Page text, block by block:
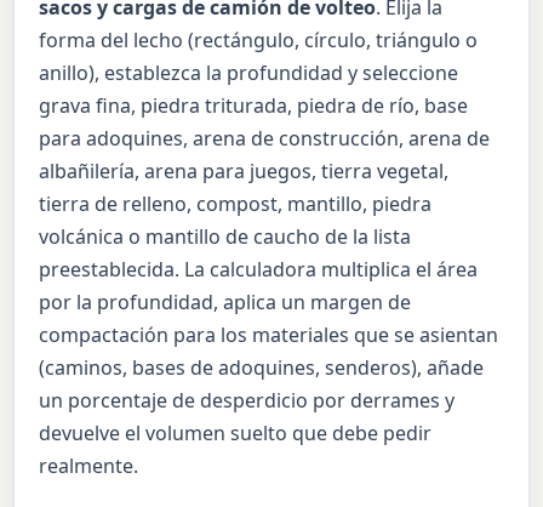
sacos y cargas de camión de volteo. Elija la
forma del lecho (rectángulo, círculo, triángulo o
anillo), establezca la profundidad y seleccione
grava fina, piedra triturada, piedra de río, base
para adoquines, arena de construcción, arena de
albañilería, arena para juegos, tierra vegetal,
tierra de relleno, compost, mantillo, piedra
volcánica o mantillo de caucho de la lista
preestablecida. La calculadora multiplica el área
por la profundidad, aplica un margen de
compactación para los materiales que se asientan
(caminos, bases de adoquines, senderos), añade
un porcentaje de desperdicio por derrames y
devuelve el volumen suelto que debe pedir
realmente.